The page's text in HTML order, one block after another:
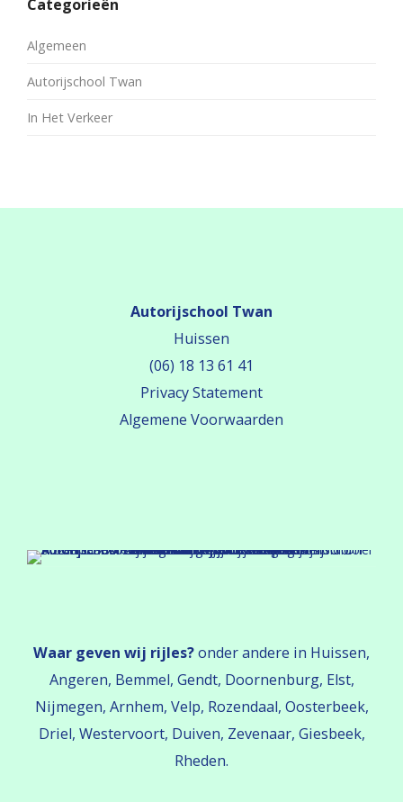
Categorieën
Algemeen
Autorijschool Twan
In Het Verkeer
Autorijschool Twan
Huissen
(06) 18 13 61 41
Privacy Statement
Algemene Voorwaarden
Waar geven wij rijles?onder andere in Huissen,
Angeren, Bemmel, Gendt, Doornenburg, Elst,
Nijmegen, Arnhem, Velp, Rozendaal, Oosterbeek,
Driel, Westervoort, Duiven, Zevenaar, Giesbeek,
Rheden.